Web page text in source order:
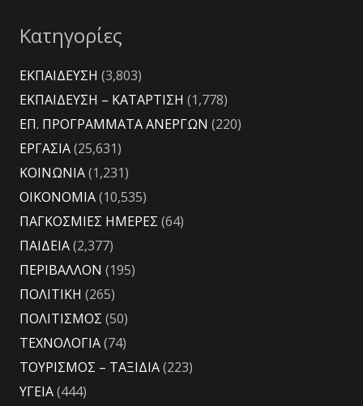
Κατηγορίες
ΕΚΠΑΙΔΕΥΣΗ (3,803)
ΕΚΠΑΙΔΕΥΣΗ – ΚΑΤΑΡΤΙΣΗ (1,778)
ΕΠ. ΠΡΟΓΡΑΜΜΑΤΑ ΑΝΕΡΓΩΝ (220)
ΕΡΓΑΣΙΑ(25,631)
ΚΟΙΝΩΝΙΑ(1,231)
ΟΙΚΟΝΟΜΙΑ(10,535)
ΠΑΓΚΟΣΜΙΕΣ ΗΜΕΡΕΣ (64)
ΠΑΙΔΕΙΑ(2,377)
ΠΕΡΙΒΑΛΛΟΝ (195)
ΠΟΛΙΤΙΚΗ (265)
ΠΟΛΙΤΙΣΜΟΣ (50)
ΤΕΧΝΟΛΟΓΙΑ(74)
ΤΟΥΡΙΣΜΟΣ – ΤΑΞΙΔΙΑ(223)
ΥΓΕΙΑ(444)